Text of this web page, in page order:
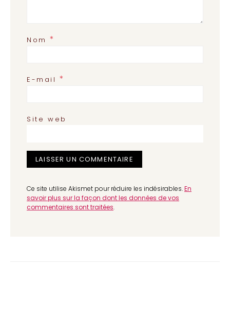
Nom*
E-mail*
Site web
Ce site utilise Akismet pour réduire les indésirables.En
savoir plus sur la façon dont les données de vos
commentaires sont traitées.